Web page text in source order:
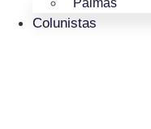
Palmas
Colunistas